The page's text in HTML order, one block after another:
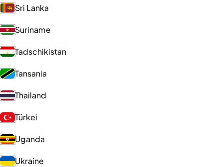
Sri Lanka
Suriname
Tadschikistan
Tansania
Thailand
Türkei
Uganda
Ukraine